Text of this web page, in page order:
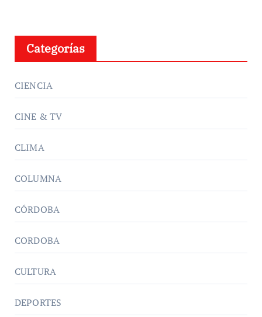
Categorías
CIENCIA
CINE & TV
CLIMA
COLUMNA
CÓRDOBA
CORDOBA
CULTURA
DEPORTES